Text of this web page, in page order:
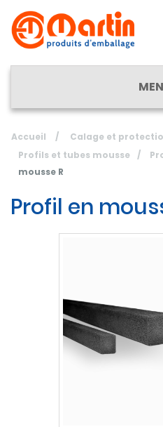
Accueil / Calage et
Profils et tubes mousse
/
mousse R
Profil en